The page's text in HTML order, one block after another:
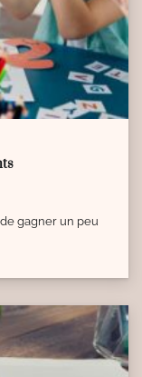
gagner un peu